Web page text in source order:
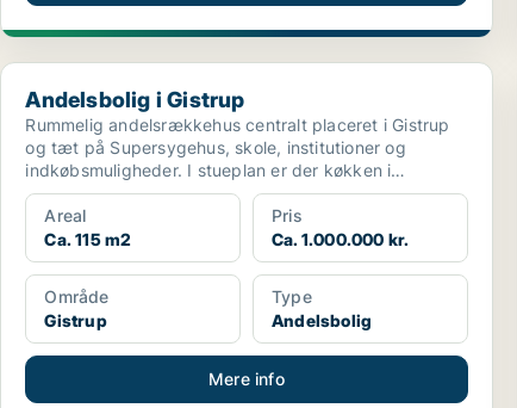
Andelsbolig i Gistrup
Andelsbolig i Gistrup
Rummelig andelsrækkehus centralt placeret i Gistrup
og tæt på Supersygehus, skole, institutioner og
indkøbsmuligheder. I stueplan er der køkken i
forbindels...
Areal
Ca. 115 m2
Pris
Ca. 1.000.000 kr.
Område
Gistrup
Type
Andelsbolig
Mere info